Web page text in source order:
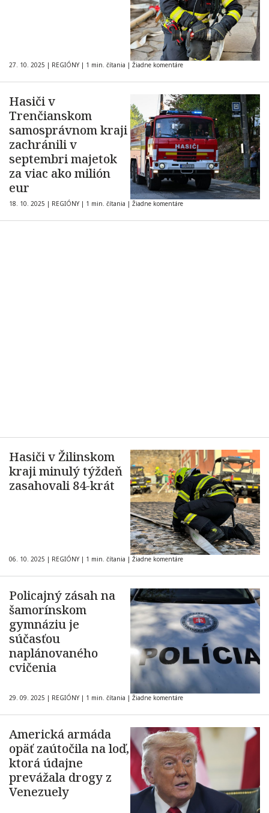
27. 10. 2025 | REGIÓNY | 1 min. čítania | Žiadne komentáre
Hasiči v
Trenčianskom
samosprávnom kraji
zachránili v
septembri majetok
za viac ako milión
eur
18. 10. 2025 | REGIÓNY | 1 min. čítania | Žiadne komentáre
Hasiči v Žilinskom
kraji minulý týždeň
zasahovali 84-krát
06. 10. 2025 | REGIÓNY | 1 min. čítania | Žiadne komentáre
Policajný zásah na
šamorínskom
gymnáziu je
súčasťou
naplánovaného
cvičenia
29. 09. 2025 | REGIÓNY | 1 min. čítania | Žiadne komentáre
Americká armáda
opäť zaútočila na loď,
ktorá údajne
prevážala drogy z
Venezuely